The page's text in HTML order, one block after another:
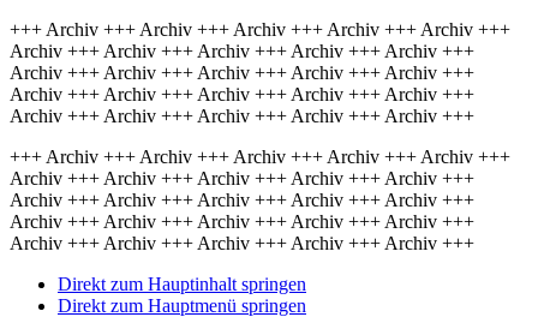
+++ Archiv +++ Archiv +++ Archiv +++ Archiv +++ Archiv +++
Archiv +++ Archiv +++ Archiv +++ Archiv +++ Archiv +++
Archiv +++ Archiv +++ Archiv +++ Archiv +++ Archiv +++
Archiv +++ Archiv +++ Archiv +++ Archiv +++ Archiv +++
Archiv +++ Archiv +++ Archiv +++ Archiv +++ Archiv +++
+++ Archiv +++ Archiv +++ Archiv +++ Archiv +++ Archiv +++
Archiv +++ Archiv +++ Archiv +++ Archiv +++ Archiv +++
Archiv +++ Archiv +++ Archiv +++ Archiv +++ Archiv +++
Archiv +++ Archiv +++ Archiv +++ Archiv +++ Archiv +++
Archiv +++ Archiv +++ Archiv +++ Archiv +++ Archiv +++
Direkt zum Hauptinhalt springen
Direkt zum Hauptmenü springen